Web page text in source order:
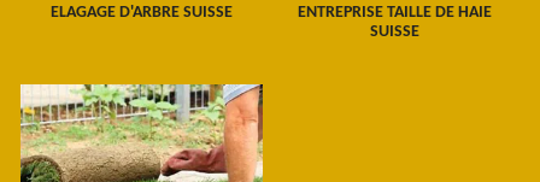
ELAGAGE D'ARBRE SUISSE
ENTREPRISE TAILLE DE HAIE
SUISSE